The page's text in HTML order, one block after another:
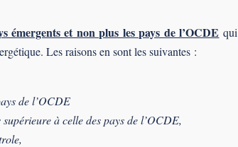
émergents et non plus les pays de l’OCDE qui
Les raisons en sont les suivantes :
de l’OCDE
à celle des pays de l’OCDE,